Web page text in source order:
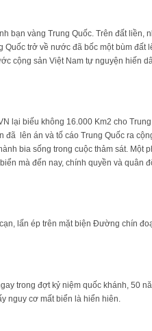
bạn vàng Trung Quốc. Trên đất liền,
trở về nước đã bốc một bùm đất
cộng sản Việt Nam tự nguyện hiến
lại biếu không 16.000 Km2 cho
lên án và tố cáo Trung Quốc ra
bia sống trong cuộc thảm sát. Một
mà đến nay, chính quyền và quân
lấn ép trên mặt biện Đường chín
trong đợt kỷ niệm quốc khánh, 50
nguy cơ mất biển là hiển hiên.